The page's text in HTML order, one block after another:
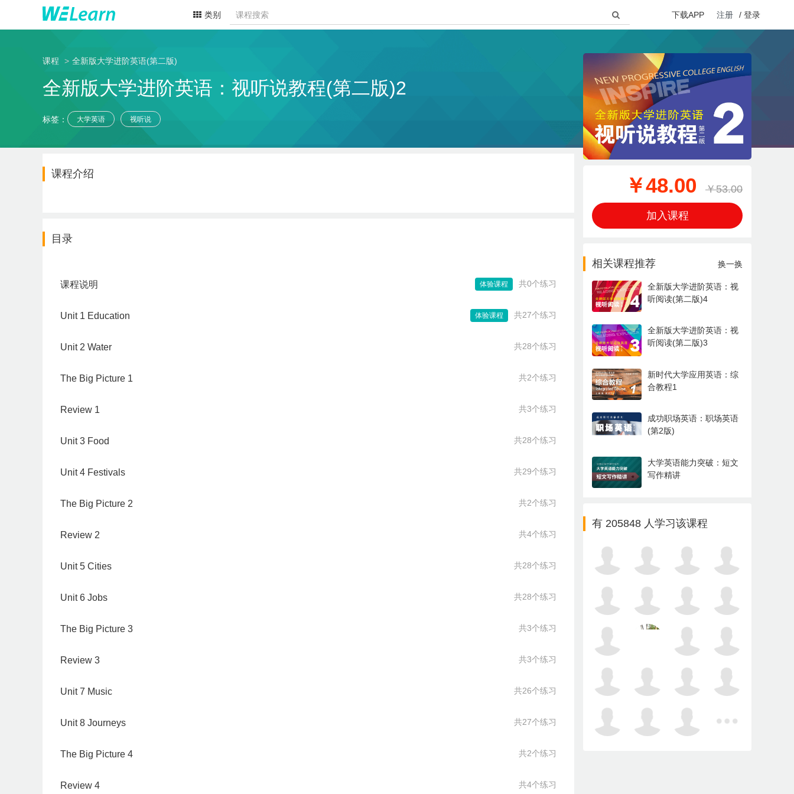
类别 注册 / 登录
下载APP
课程 全新版大学进阶英语(第二版)
全新版大学进阶英语：视听说教程(第二版)2
标签： 大学英语 视听说
课程介绍
目录
课程说明 共0个练习
体验课程
Unit 1 Education 共27个练习
体验课程
Unit 2 Water 共28个练习
The Big Picture 1 共2个练习
Review 1 共3个练习
Unit 3 Food 共28个练习
Unit 4 Festivals 共29个练习
The Big Picture 2 共2个练习
Review 2 共4个练习
Unit 5 Cities 共28个练习
Unit 6 Jobs 共28个练习
The Big Picture 3 共3个练习
Review 3 共3个练习
Unit 7 Music 共26个练习
Unit 8 Journeys 共27个练习
The Big Picture 4 共2个练习
Review 4 共4个练习
￥48.00 ￥53.00
加入课程
相关课程推荐 换一换
全新版大学进阶英语：视
听阅读(第二版)4
全新版大学进阶英语：视
听阅读(第二版)3
新时代大学应用英语：综
合教程1
成功职场英语：职场英语
(第2版)
大学英语能力突破：短文
写作精讲
有 205848 人学习该课程